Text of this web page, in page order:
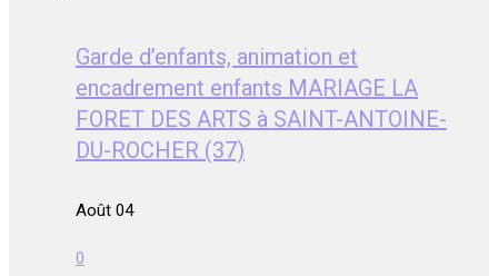
Garde d’enfants, animation et
encadrement enfants MARIAGE LA
FORET DES ARTS à SAINT-ANTOINE-
DU-ROCHER (37)
Août 04
0